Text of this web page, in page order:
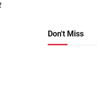
Don't Miss